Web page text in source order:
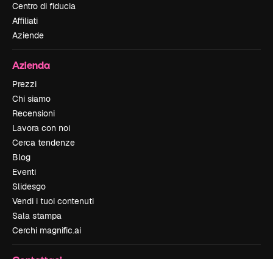
Centro di fiducia
Affiliati
Aziende
Azienda
Prezzi
Chi siamo
Recensioni
Lavora con noi
Cerca tendenze
Blog
Eventi
Slidesgo
Vendi i tuoi contenuti
Sala stampa
Cerchi magnific.ai